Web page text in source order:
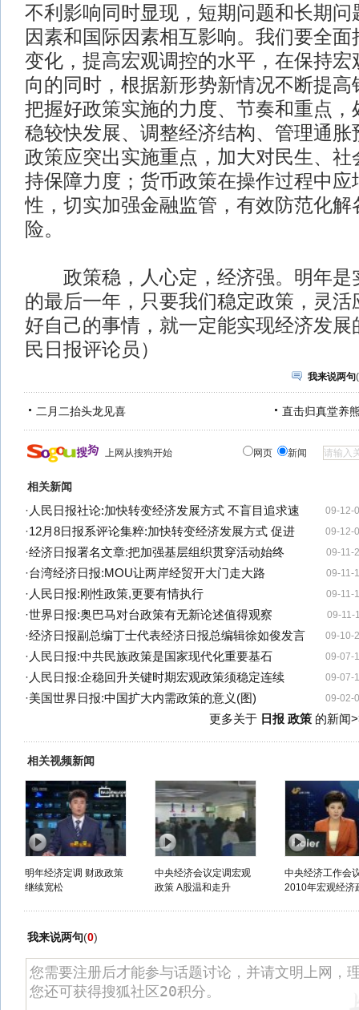
不利影响同时显现，短期问题和长期问
因素和国际因素相互影响。我们要全
变化，提高宏观调控的水平，在保持宏
向的同时，根据新形势新情况不断提高
把握好政策实施的力度、节奏和重点，
稳较快发展、调整经济结构、管理通胀
政策应突出实施重点，加大对民生、社
持保障力度；货币政策在操作过程中应
性，切实加强金融监管，有效防范化解
险。
政策稳，人心定，经济强。明年是
的最后一年，只要我们稳定政策，灵活
好自己的事情，就一定能实现经济发展
民日报评论员）
我来说两句(
二月二抬头龙见喜 直击归真堂养
上网从搜狗开始 网页 新闻
相关新闻
09-12-
· 人民日报社论:加快转变经济发展方式 不盲目追求速
09-12-
·12月8日报系评论集粹:加快转变经济发展方式 促进
09-11-
·经济日报署名文章:把加强基层组织贯穿活动始终
09-11-
·台湾经济日报:MOU让两岸经贸开大门走大路
09-11-
· 人民日报:刚性政策,更要有情执行
09-11-
·世界日报:奥巴马对台政策有无新论述值得观察
09-10-
·经济日报副总编丁士代表经济日报总编辑徐如俊发言
09-07-
· 人民日报:中共民族政策是国家现代化重要基石
09-07-
· 人民日报:企稳回升关键时期宏观政策须稳定连续
09-02-
·美国世界日报:中国扩大内需政策的意义(图)
更多关于 日报 政策的新闻
相关视频新闻
明年经济定调 财政政策
继续宽松
中央经济会议定调宏观
政策 A股温和走升
中央经济工作会
2010年宏观经济
我来说两句(0)